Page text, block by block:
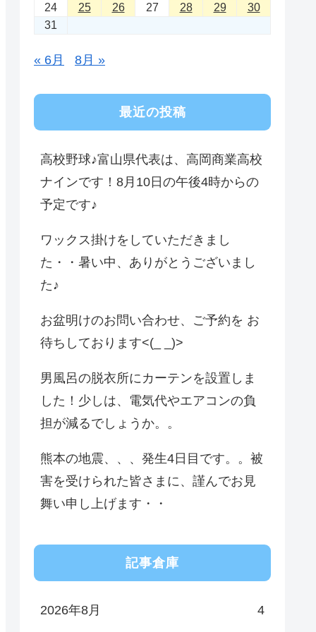
24
25 26 27 28 29
30
31
« 6月 8月 »
最近の投稿
高校野球♪富山県代表は、高岡商業高校
ナインです！8月10日の午後4時からの
予定です♪
ワックス掛けをしていただきまし
た・・暑い中、ありがとうございまし
た♪
お盆明けのお問い合わせ、ご予約を お
待ちしております<(_ _)>
男風呂の脱衣所にカーテンを設置しま
した！少しは、電気代やエアコンの負
担が減るでしょうか。。
熊本の地震、、、発生4日目です。。被
害を受けられた皆さまに、謹んでお見
舞い申し上げます・・
記事倉庫
2026年8月 4